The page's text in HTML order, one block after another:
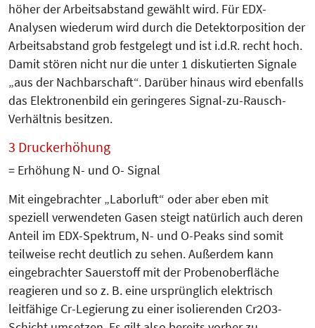
höher der Arbeitsabstand gewählt wird. Für EDX-
Analysen wiederum wird durch die Detektorposition der
Arbeitsabstand grob festgelegt und ist i.d.R. recht hoch.
Damit stören nicht nur die unter 1 diskutierten Signale
„aus der Nachbarschaft“. Darüber hinaus wird ebenfalls
das Elektronenbild ein geringeres Signal-zu-Rausch-
Verhältnis besitzen.
3 Druckerhöhung
= Erhöhung N- und O- Signal
Mit eingebrachter „Laborluft“ oder aber eben mit
speziell verwendeten Gasen steigt natürlich auch deren
Anteil im EDX-Spektrum, N- und O-Peaks sind somit
teilweise recht deutlich zu sehen. Außerdem kann
eingebrachter Sauerstoff mit der Probenoberfläche
reagieren und so z. B. eine ursprünglich elektrisch
leitfähige Cr-Legierung zu einer isolierenden Cr2O3-